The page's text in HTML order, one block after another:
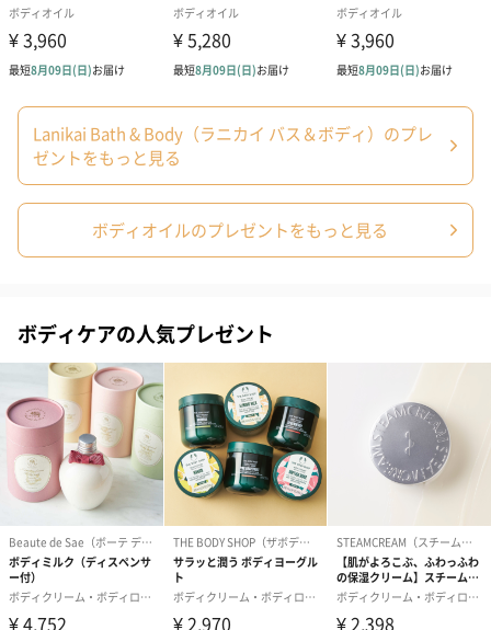
メッセージカード（通常・写真・グリーティング）
ードを同梱します。
メッセージカードや封筒のデザインは一部変更する場合がありま
す。
写真付きメッセージカ
ード（680円）
写真付きメッセージカ
ード（Thank you）ピ
ンク（680円）
Birthday ホワ
刷なし）（
のしカード
商品の形質上、のしを直接添付できない商品にのし風のカードを
同梱します。
※のし下はご記入いただけません。
※カードのデザインは一部変更する場合があります。
Lanikai Bath & Body（ラニカイ バス＆ボディ）のプレ
ゼントをもっと見る
ボディオイルのプレゼントをもっと見る
ボディケアの人気プレゼント